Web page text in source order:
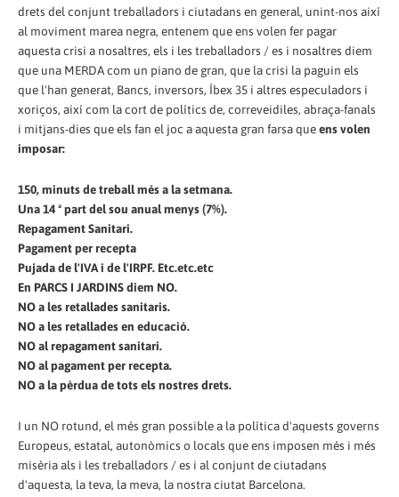
drets del conjunt treballadors i ciutadans en general, unint-nos així
al moviment marea negra, entenem que ens volen fer pagar
aquesta crisi a nosaltres, els i les treballadors / es i nosaltres diem
que una MERDA com un piano de gran, que la crisi la paguin els
que l'han generat, Bancs, inversors, Íbex 35 i altres especuladors i
xoriços, així com la cort de polítics de, correveidiles, abraça-fanals
i mitjans-dies que els fan el joc a aquesta gran farsa queens volen
imposar:
150, minuts de treball més a la setmana.
Una 14 ª part del sou anual menys (7%).
Repagament Sanitari.
Pagament per recepta
Pujada de l'IVA i de l'IRPF. Etc.etc.etc
En PARCS I JARDINS diem NO.
NO a les retallades sanitaris.
NO a les retallades en educació.
NO al repagament sanitari.
NO al pagament per recepta.
NO a la pèrdua de tots els nostres drets.
I un NO rotund, el més gran possible a la política d'aquests governs
Europeus, estatal, autonòmics o locals que ens imposen més i més
misèria als i les treballadors / es i al conjunt de ciutadans
d'aquesta, la teva, la meva, la nostra ciutat Barcelona.